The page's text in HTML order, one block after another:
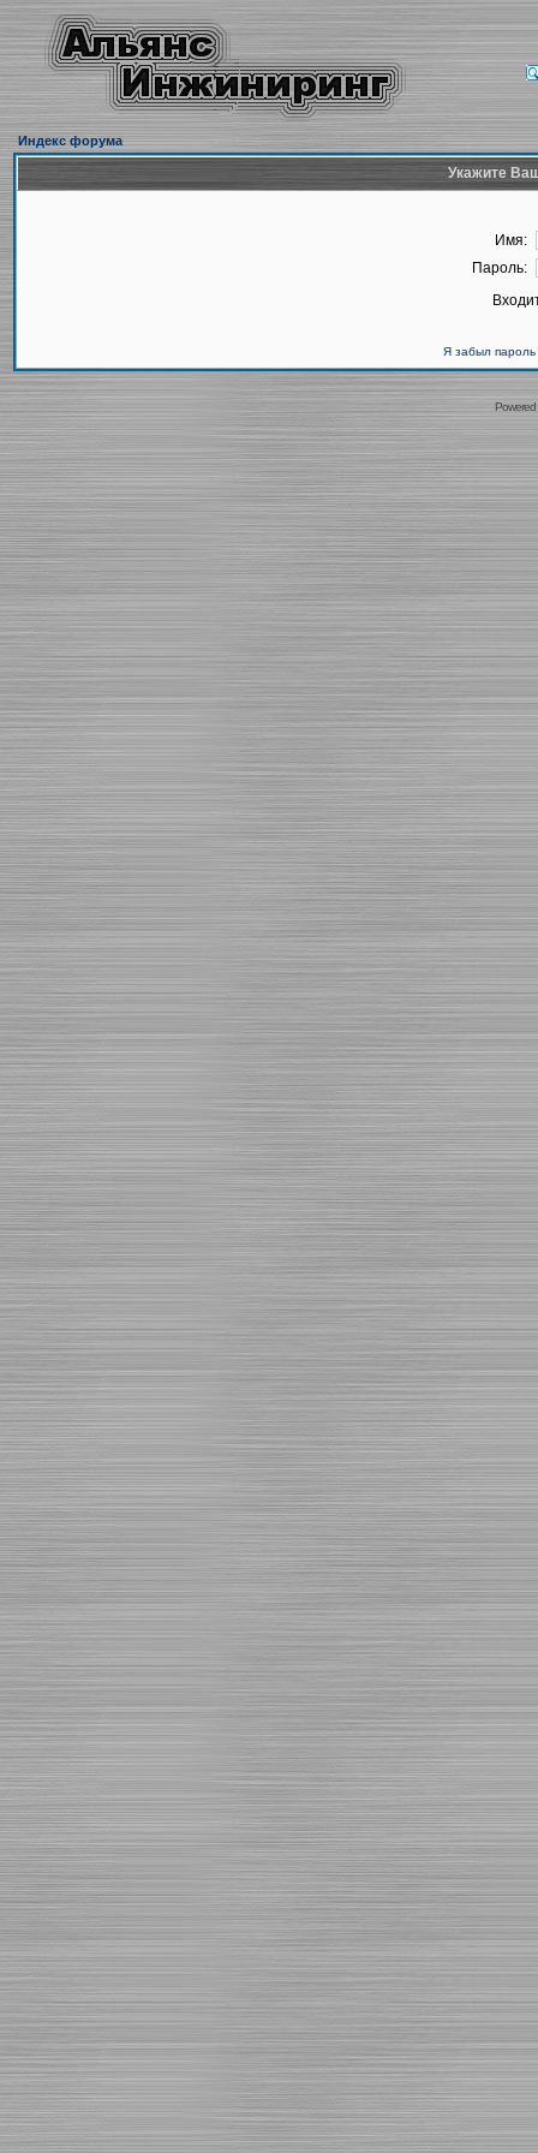
Индекс форума
Укажите
Имя:
Пароль:
Я забыл пароль